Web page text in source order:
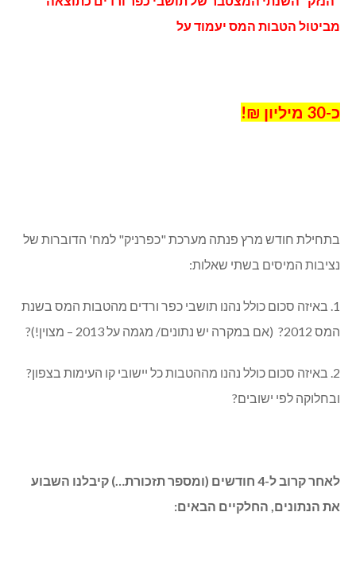
מביטול הטבות המס יעמוד על
כ-30 מיליון ₪!
בתחילת חודש מרץ פנתה מערכת "כפרניק" למח' הדוברות של
נציבות המיסים בשתי שאלות:
1. באיזה סכום כולל נהנו תושבי כפר ורדים מהטבות המס בשנת
המס 2012? (אם במקרה יש נתונים/ מגמה על 2013 – מצוין!)?
2. באיזה סכום כולל נהנו מההטבות כל יישובי קו העימות בצפון?
ובחלוקה לפי ישובים?
לאחר קרוב ל-4 חודשים (ומספר תזכורת…) קיבלנו השבוע
את הנתונים, החלקיים הבאים: